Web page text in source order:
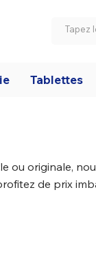
Tablettes
ou originale,
de prix